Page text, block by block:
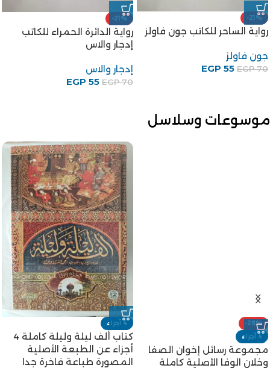
-21%
رواية الساحر للكاتب جون فاولز
جون فاولز
EGP70
EGP 55
-21%
رواية الدائرة الحمراء للكاتب
إدجار والاس
إدجار والاس
EGP70
EGP 55
موسوعات وسلاسل
4 أجزاء
كتاب ألف ليلة وليلة كاملة 4
أجزاء عن الطبعة الأصلية
المصورة طباعة فاخرة جدا